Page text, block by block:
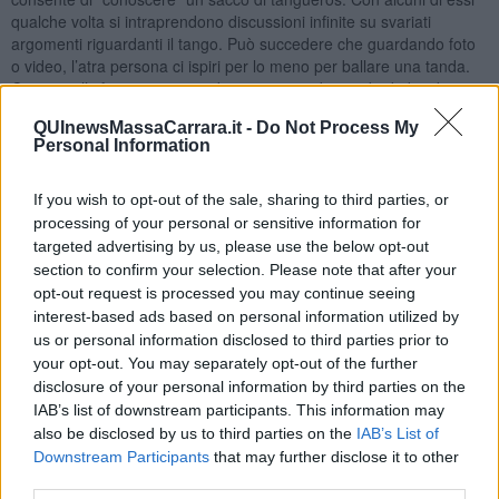
QUInewsMassaCarrara.it - Do Not Process My
Personal Information
If you wish to opt-out of the sale, sharing to third parties, or
processing of your personal or sensitive information for
targeted advertising by us, please use the below opt-out
section to confirm your selection. Please note that after your
opt-out request is processed you may continue seeing
interest-based ads based on personal information utilized by
us or personal information disclosed to third parties prior to
your opt-out. You may separately opt-out of the further
disclosure of your personal information by third parties on the
IAB’s list of downstream participants. This information may
also be disclosed by us to third parties on the IAB’s List of
Downstream Participants that may further disclose it to other
qualche volta si intraprendono discussioni infinite su svariati
argomenti riguardanti il tango. Può succedere che guardando foto
o video, l’atra persona ci ispiri per lo meno per ballare una tanda.
Comincia l’infinita sequenza di messaggi e di scambi di desideri
reciproci di poter realizzare, quanto meno, il sogno di una tanda.
Accordi vari, organizzare gli impegni già presi di entrambi per
vedere se riesce l’abbinamento che consente l’incontro.
niente di tutto ciò che l’altra persona ha voluto farci credere, grazie
alle bugie usate come passepartout, per accedere alla nostra
mente e invogliarci a vivere qualcosa di diverso.
Questi tangueros sono i classicikiller seriali virtualiche di danni
ne fanno pochi per la verità, ma che alla fine, deludono
ugualmente. Eh si, il mondo del tango contiene anche questi aspetti
poco profondi, superficiali, di poco spessore e del resto rispecchia
la società di oggi, in cui sono tutti a testa bassa a guardare i
cellulari invece di costruire relazioni e di vivere la vita realmente. La
noia è la causa di tutti i male ma per fortuna c’è il tango con le
tande che ci fanno sognare e vivere intense emozioni sublimando
ciò che non c’è perché difficilmente si trova qualcos’altro. Buon